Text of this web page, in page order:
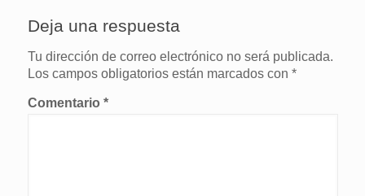
Deja una respuesta
Tu dirección de correo electrónico no será publicada.
Los campos obligatorios están marcados con *
Comentario *